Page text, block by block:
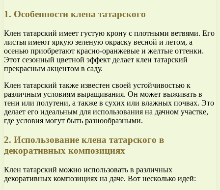
1. Особенности клена татарского
Клен татарский имеет густую крону с плотными ветвями. Его
листья имеют яркую зеленую окраску весной и летом, а
осенью приобретают красно-оранжевые и желтые оттенки.
Этот сезонный цветной эффект делает клен татарский
прекрасным акцентом в саду.
Клен татарский также известен своей устойчивостью к
различным условиям выращивания. Он может выживать в
тени или полутени, а также в сухих или влажных почвах. Это
делает его идеальным для использования на дачном участке,
где условия могут быть разнообразными.
2. Использование клена татарского в
декоративных композициях
Клен татарский можно использовать в различных
декоративных композициях на даче. Вот несколько идей: